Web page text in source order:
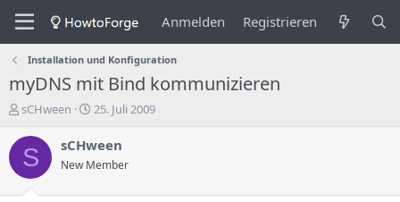
Anmelden Registrieren
Installation und Konfiguration
myDNS mit Bind kommunizieren
E
s
t
e
sCHween
E
s
e
25. Juli 2009
S sCHween
New Member